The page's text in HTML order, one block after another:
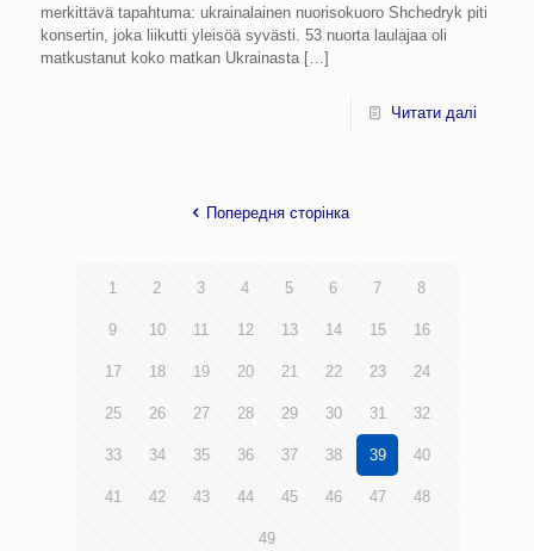
merkittävä tapahtuma: ukrainalainen nuorisokuoro Shchedryk piti
konsertin, joka liikutti yleisöä syvästi. 53 nuorta laulajaa oli
matkustanut koko matkan Ukrainasta[…]
Читати далі
Попередня сторінка
1 2 3 4 5 6 7 8
9 10 11 12 13 14 15 16
17 18 19 20 21 22 23 24
25 26 27 28 29 30 31 32
33 34 35 36 37 38 39 40
41 42 43 44 45 46 47 48
49